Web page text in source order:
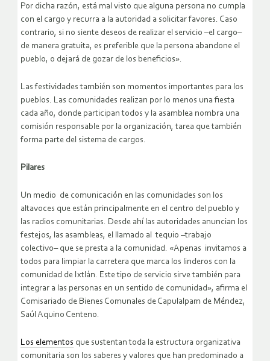
Por dicha razón, está mal visto que alguna persona no cumpla
con el cargo y recurra a la autoridad a solicitar favores. Caso
contrario, si no siente deseos de realizar el servicio –el cargo–
de manera gratuita, es preferible que la persona abandone el
pueblo, o dejará de gozar de los beneficios».
Las festividades también son momentos importantes para los
pueblos. Las comunidades realizan por lo menos una fiesta
cada año, donde participan todos y la asamblea nombra una
comisión responsable por la organización, tarea que también
forma parte del sistema de cargos.
Pilares
Un medio de comunicación en las comunidades son los
altavoces que están principalmente en el centro del pueblo y
las radios comunitarias. Desde ahí las autoridades anuncian los
festejos, las asambleas, el llamado al tequio –trabajo
colectivo– que se presta a la comunidad. «Apenas invitamos a
todos para limpiar la carretera que marca los linderos con la
comunidad de Ixtlán. Este tipo de servicio sirve también para
integrar a las personas en un sentido de comunidad», afirma el
Comisariado de Bienes Comunales de Capulalpam de Méndez,
Saúl Aquino Centeno.
Los elementos que sustentan toda la estructura organizativa
comunitaria son los saberes y valores que han predominado a